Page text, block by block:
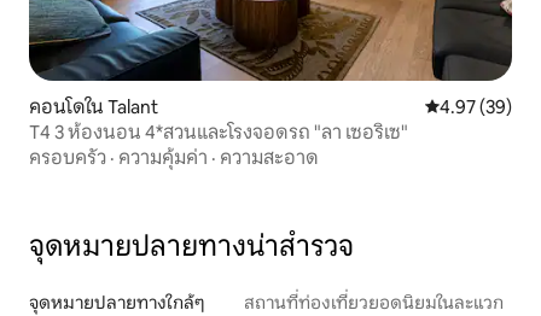
คอนโดใน Talant คะแนนเฉลี่ย
4.97 (39)
T4 3 ห้องนอน 4*สวนและโรงจอดรถ "ลา เซอริเซ"
ครอบครัว · ความคุ้มค่า · ความสะอาด
จุดหมายปลายทางน่าสำรวจ
จุดหมายปลายทางใกล้ๆ สถานที่ท่องเที่ยวยอดนิยมในละแวก